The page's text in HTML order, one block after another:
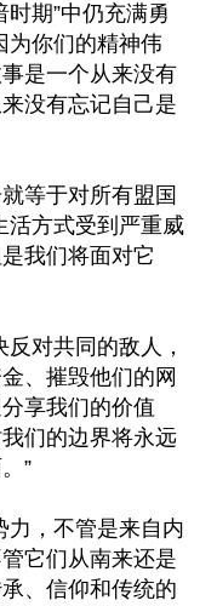
时期”中仍充满勇
为你们的精神伟
是一个从来没有
没有忘记自己是
等于对所有盟国
活方式受到严重威
我们将面对它
对共同的敌人，
、摧毁他们的网
享我们的价值
们的边界将永远
”
力，不管是来自内
它们从南来还是
、信仰和传统的